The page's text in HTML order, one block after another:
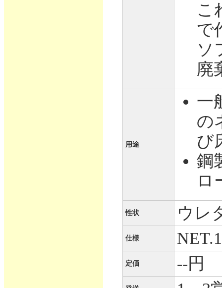
こ
で
ソ
廃
用途
一
の
び
鋼
ロ
性状 ウレ
仕様
定価 --円